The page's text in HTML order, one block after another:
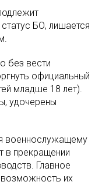
БО, лишается
без вести
официальный
младше 18 лет).
удочерены
военнослужащему
в прекращении
Главное
их